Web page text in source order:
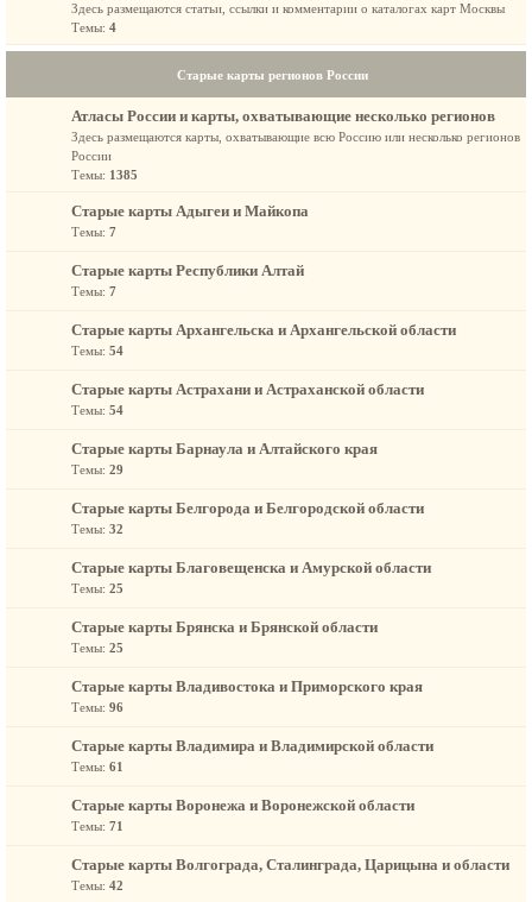
Здесь размещаются статьи, ссылки и комментарии о каталогах карт Москвы
Темы: 4
Старые карты регионов России
Атласы России и карты, охватывающие несколько регионов
Здесь размещаются карты, охватывающие всю Россию или несколько регионов
России
Темы: 1385
Старые карты Адыгеи и Майкопа
Темы: 7
Старые карты Республики Алтай
Темы: 7
Старые карты Архангельска и Архангельской области
Темы: 54
Старые карты Астрахани и Астраханской области
Темы: 54
Старые карты Барнаула и Алтайского края
Темы: 29
Старые карты Белгорода и Белгородской области
Темы: 32
Старые карты Благовещенска и Амурской области
Темы: 25
Старые карты Брянска и Брянской области
Темы: 25
Старые карты Владивостока и Приморского края
Темы: 96
Старые карты Владимира и Владимирской области
Темы: 61
Старые карты Воронежа и Воронежской области
Темы: 71
Старые карты Волгограда, Сталинграда, Царицына и области
Темы: 42